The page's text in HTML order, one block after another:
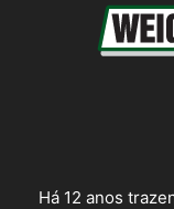
Há 12 anos